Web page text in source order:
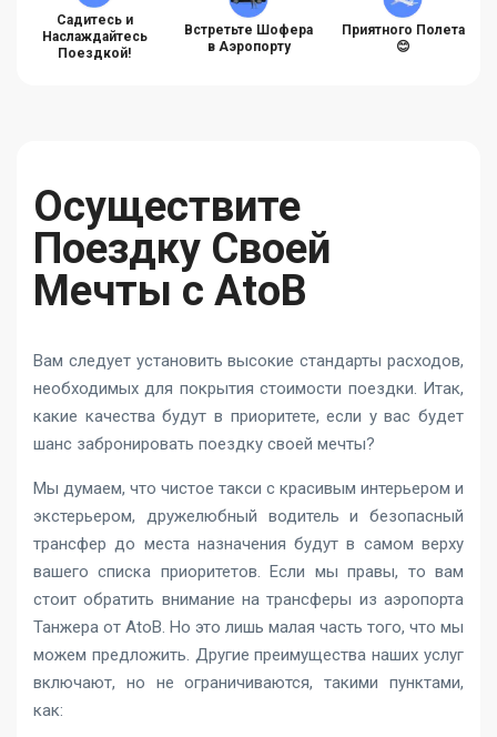
Садитесь и
Наслаждайтесь
Поездкой!
Встретьте Шофера
в Аэропорту
Приятного Полета
😊
Осуществите
Поездку Своей
Мечты с AtoB
Вам следует установить высокие стандарты расходов,
необходимых для покрытия стоимости поездки. Итак,
какие качества будут в приоритете, если у вас будет
шанс забронировать поездку своей мечты?
Мы думаем, что чистое такси с красивым интерьером и
экстерьером, дружелюбный водитель и безопасный
трансфер до места назначения будут в самом верху
вашего списка приоритетов. Если мы правы, то вам
стоит обратить внимание на трансферы из аэропорта
Танжера от AtoB. Но это лишь малая часть того, что мы
можем предложить. Другие преимущества наших услуг
включают, но не ограничиваются, такими пунктами,
как: